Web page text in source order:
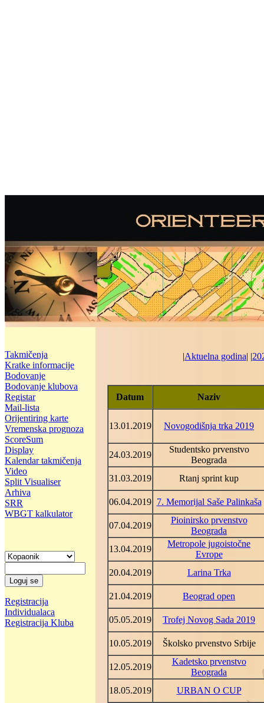
Takmičenja
Kratke informacije
Bodovanje
Bodovanje klubova
Registar
Mail-lista
Orijentiring karte
Vremenska prognoza
ScoreSum
Display
Kalendar takmičenja
Video
Split Visualiser
Arhiva
SRR
WBGT kalkulator
Registracija
Individualaca
Registracija Kluba
|Aktuelna godina| |
Datum Naziv
13.01.2019 Novogodišnja trka 2019
24.03.2019
Studentsko prvenstvo
Beograda
31.03.2019
Rtanj sprint kup
06.04.2019 7. Memorijal Saše Palinkaša
07.04.2019
Pioinirsko prvenstvo
Beograda
13.04.2019
Metropole jugoistočne
Evrope
20.04.2019
Larina Trka
21.04.2019 Beograd open
05.05.2019 Trofej Novog Sada 2019
10.05.2019 Školsko prvenstvo Srbije
12.05.2019
Kadetsko prvenstvo
Beograda
18.05.2019
URBAN O CUP